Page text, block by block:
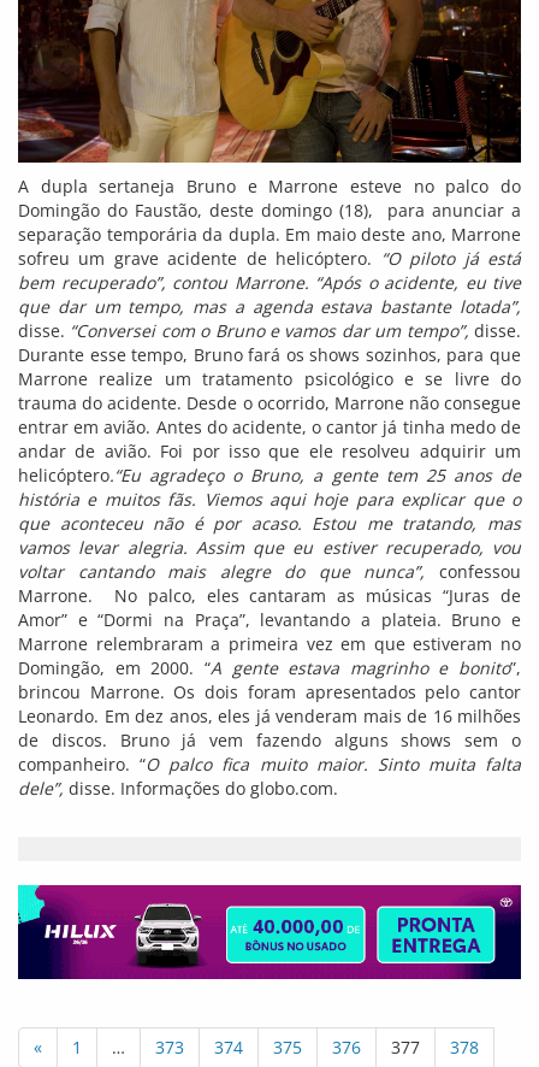
A dupla sertaneja Bruno e Marrone esteve no palco do
Domingão do Faustão, deste domingo (18), para anunciar a
separação temporária da dupla. Em maio deste ano, Marrone
sofreu um grave acidente de helicóptero. “O piloto já está
bem recuperado”, contou Marrone. “Após o acidente, eu tive
que dar um tempo, mas a agenda estava bastante lotada”,
disse. “Conversei com o Bruno e vamos dar um tempo”, disse.
Durante esse tempo, Bruno fará os shows sozinhos, para que
Marrone realize um tratamento psicológico e se livre do
trauma do acidente. Desde o ocorrido, Marrone não consegue
entrar em avião. Antes do acidente, o cantor já tinha medo de
andar de avião. Foi por isso que ele resolveu adquirir um
helicóptero.“Eu agradeço o Bruno, a gente tem 25 anos de
história e muitos fãs. Viemos aqui hoje para explicar que o
que aconteceu não é por acaso. Estou me tratando, mas
vamos levar alegria. Assim que eu estiver recuperado, vou
voltar cantando mais alegre do que nunca”, confessou
Marrone. No palco, eles cantaram as músicas “Juras de
Amor” e “Dormi na Praça”, levantando a plateia. Bruno e
Marrone relembraram a primeira vez em que estiveram no
Domingão, em 2000. “A gente estava magrinho e bonito”,
brincou Marrone. Os dois foram apresentados pelo cantor
Leonardo. Em dez anos, eles já venderam mais de 16 milhões
de discos. Bruno já vem fazendo alguns shows sem o
companheiro. “O palco fica muito maior. Sinto muita falta
dele”, disse. Informações do globo.com.
« 1 … 373 374 375 376 377
378